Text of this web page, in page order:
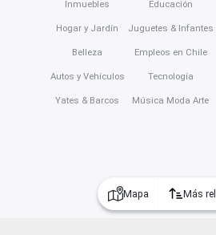
Mapa Más
Inmuebles
Hogar y Jardín
Belleza
Autos y Vehículos
Yates & Barcos
Educación
Juguetes & Infantes
Empleos en Chile
Tecnología
Música Moda Arte